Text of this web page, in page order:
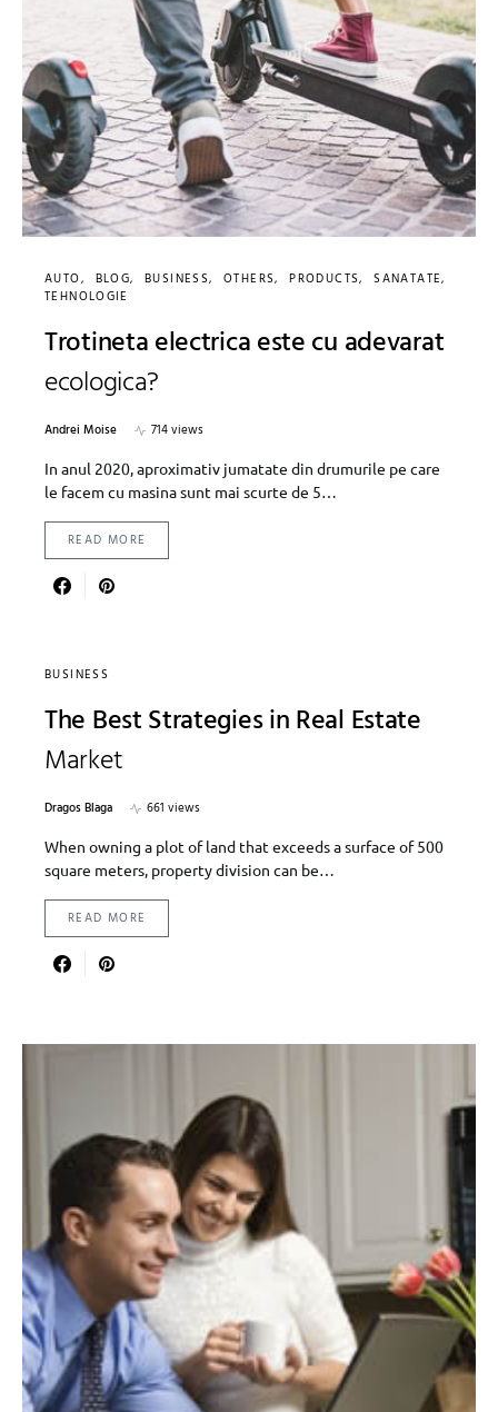
AUTO BLOG BUSINESS OTHERS PRODUCTS
SANATATE
TEHNOLOGIE
Trotineta electrica este cu adevarat
ecologica?
Andrei Moise
714 views
In anul 2020, aproximativ jumatate din drumurile pe care
le facem cu masina sunt mai scurte de 5…
READ MORE
BUSINESS
The Best Strategies in Real Estate
Market
Dragos Blaga
661 views
When owning a plot of land that exceeds a surface of 500
square meters, property division can be…
READ MORE